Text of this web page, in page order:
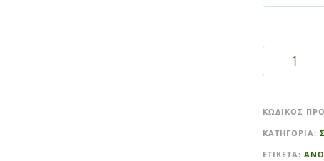
t
e
r
ΚΩΔΙΚΌΣ
ΚΑΤΗΓΟΡΊΑ:
ΕΤΙΚΈΤΑ: